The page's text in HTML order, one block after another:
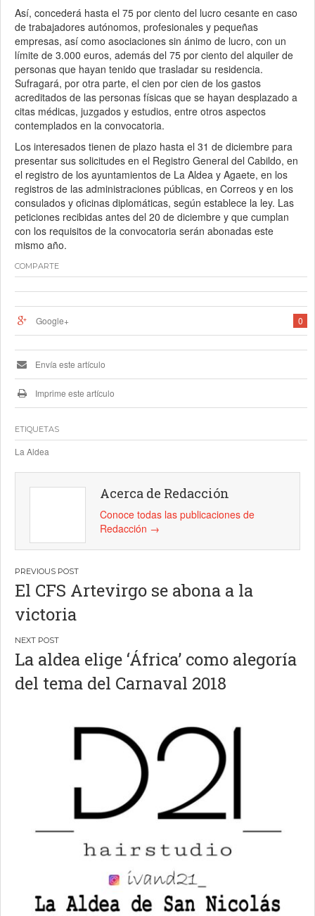
Así, concederá hasta el 75 por ciento del lucro cesante en caso
de trabajadores autónomos, profesionales y pequeñas
empresas, así como asociaciones sin ánimo de lucro, con un
límite de 3.000 euros, además del 75 por ciento del alquiler de
personas que hayan tenido que trasladar su residencia.
Sufragará, por otra parte, el cien por cien de los gastos
acreditados de las personas físicas que se hayan desplazado a
citas médicas, juzgados y estudios, entre otros aspectos
contemplados en la convocatoria.
Los interesados tienen de plazo hasta el 31 de diciembre para
presentar sus solicitudes en el Registro General del Cabildo, en
el registro de los ayuntamientos de La Aldea y Agaete, en los
registros de las administraciones públicas, en Correos y en los
consulados y oficinas diplomáticas, según establece la ley. Las
peticiones recibidas antes del 20 de diciembre y que cumplan
con los requisitos de la convocatoria serán abonadas este
mismo año.
COMPARTE
0
Google+
Envía este artículo
Imprime este artículo
ETIQUETAS
La Aldea
Acerca de Redacción
Conoce todas las publicaciones de
Redacción →
Navegación
de
entradas
El CFS Artevirgo se abona a la
victoria
La aldea elige ‘África’ como alegoría
del tema del Carnaval 2018